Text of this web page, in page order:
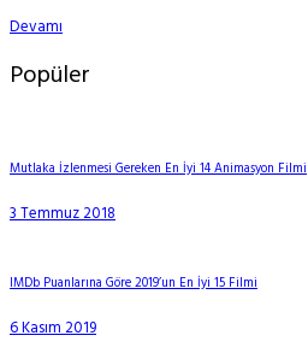
Devamı
Popüler
Mutlaka İzlenmesi Gereken En İyi 14 Animasyon Filmi
3 Temmuz 2018
IMDb Puanlarına Göre 2019’un En İyi 15 Filmi
6 Kasım 2019